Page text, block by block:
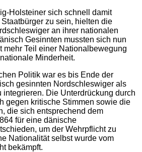
Holsteiner sich schnell damit
zu sein, hielten die
an ihrer nationalen
Gesinnten mussten sich nun
mehr Teil einer Nationalbewegung
Minderheit.
Politik war es bis Ende der
gesinnten Nordschleswiger als
integrieren. Die Unterdrückung durch
gegen kritische Stimmen sowie die
die sich entsprechend dem
für eine dänische
um der Wehrpflicht zu
Nationalität selbst wurde vom
bekämpft.